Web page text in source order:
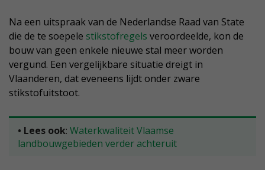
Na een uitspraak van de Nederlandse Raad van State
die de te soepele stikstofregels veroordeelde, kon de
bouw van geen enkele nieuwe stal meer worden
vergund. Een vergelijkbare situatie dreigt in
Vlaanderen, dat eveneens lijdt onder zware
stikstofuitstoot.
• Lees ook: Waterkwaliteit Vlaamse
landbouwgebieden verder achteruit